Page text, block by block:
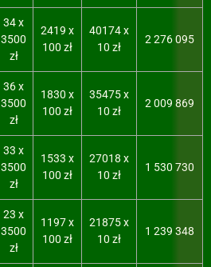
34 x
3500
zł
2419 x
100 zł
40174 x
10 zł
2 276 095
36 x
3500
zł
1830 x
100 zł
35475 x
10 zł
2 009 869
33 x
3500
zł
1533 x
100 zł
27018 x
10 zł
1 530 730
23 x
3500
zł
1197 x
100 zł
21875 x
10 zł
1 239 348